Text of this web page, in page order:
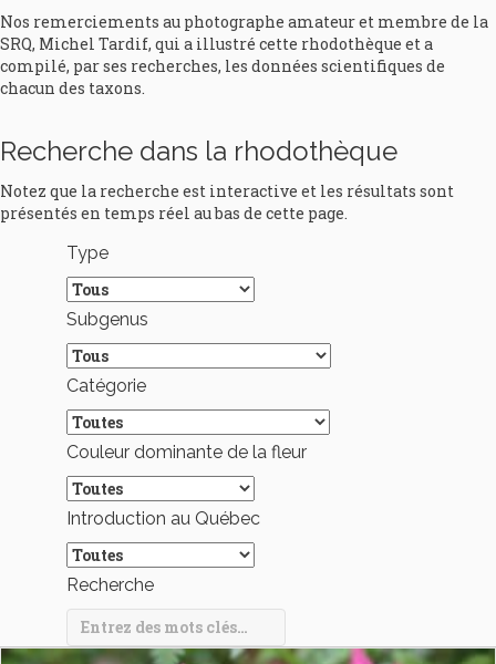
Nos remerciements au photographe amateur et membre de la
SRQ, Michel Tardif, qui a illustré cette rhodothèque et a
compilé, par ses recherches, les données scientifiques de
chacun des taxons.
Recherche dans la rhodothèque
Notez que la recherche est interactive et les résultats sont
présentés en temps réel au bas de cette page.
Type
Subgenus
Catégorie
Couleur dominante de la fleur
Introduction au Québec
Recherche